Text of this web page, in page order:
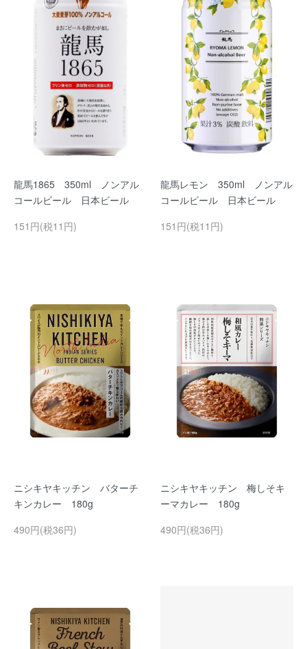
龍馬1865 350ml ノンアル
コールビール 日本ビール
151円(税11円)
龍馬レモン 350ml ノンアル
コールビール 日本ビール
151円(税11円)
ニシキヤキッチン バターチ
キンカレー 180g
490円(税36円)
ニシキヤキッチン 梅しそキ
ーマカレー 180g
490円(税36円)